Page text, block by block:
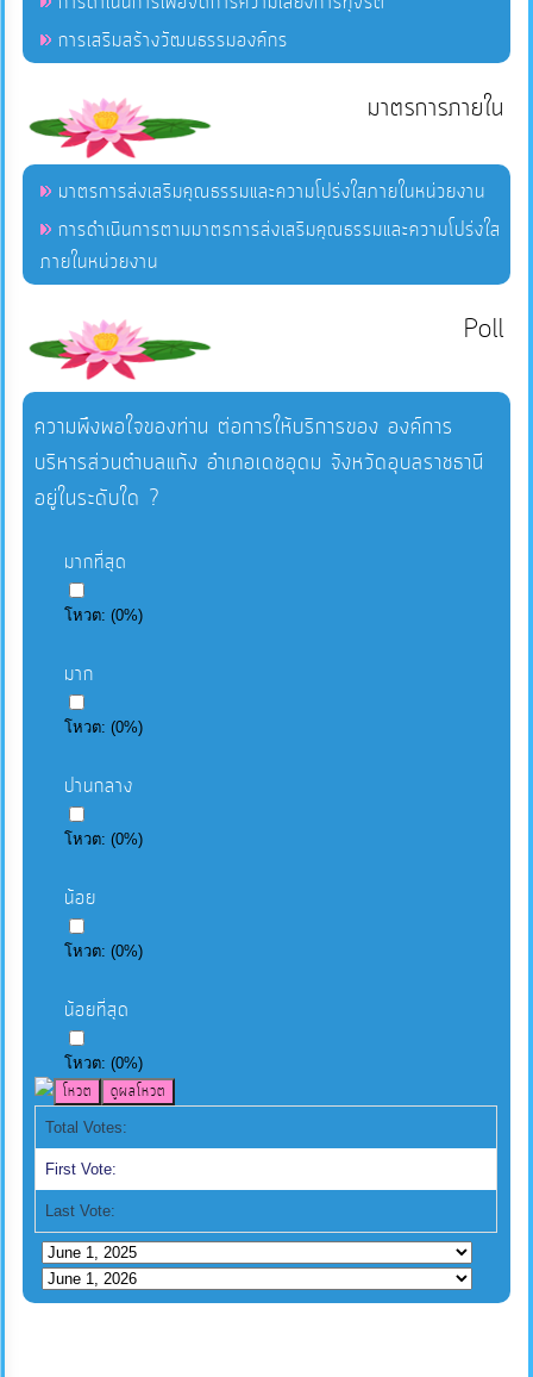
การเสริมสร้างวัฒนธรรมองค์กร
มาตรการภายใน
มาตรการส่งเสริมคุณธรรมและความโปร่งใสภายในหน่วยงาน
การดำเนินการตามมาตรการส่งเสริมคุณธรรมและความโปร่งใส
ภายในหน่วยงาน
Poll
ความพึงพอใจของท่าน ต่อการให้บริการของ องค์การ
บริหารส่วนตำบลแก้ง อำเภอเดชอุดม จังหวัดอุบลราชธานี
อยู่ในระดับใด ?
มากที่สุด
โหวต:(0%)
มาก
โหวต:(0%)
ปานกลาง
โหวต:(0%)
น้อย
โหวต:(0%)
น้อยที่สุด
โหวต:(0%)
Total Votes:
First Vote:
Last Vote: